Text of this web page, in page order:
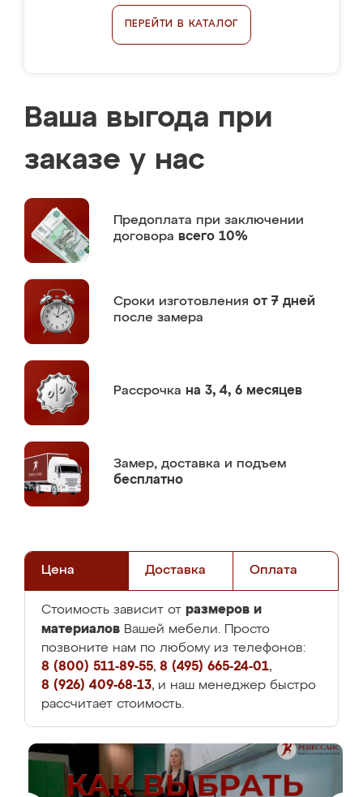
ПЕРЕЙТИ В КАТАЛОГ
Ваша выгода при
заказе у нас
Предоплата при заключении
договора всего 10%
Сроки изготовления от 7 дней
после замера
Рассрочка на 3, 4, 6 месяцев
Замер, доставка и подъем
бесплатно
Цена Доставка Оплата
Стоимость зависит от размеров и
материалов Вашей мебели. Просто
позвоните нам по любому из телефонов:
8 (800) 511-89-55, 8 (495) 665-24-01,
8 (926) 409-68-13, и наш менеджер быстро
рассчитает стоимость.